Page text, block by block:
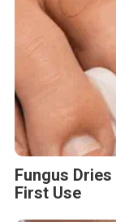
Fungus
First Use